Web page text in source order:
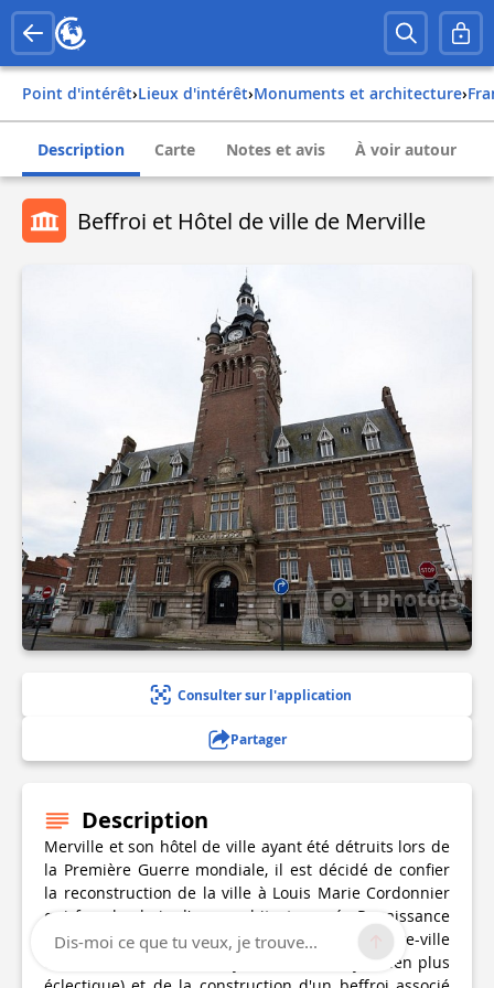
Point d'intérêt› Lieux d'intérêt› Monuments et architecture›
Description Carte Notes et avis À voir autour
Beffroi et Hôtel de ville de Merville
1 photo(s)
Consulter sur l'application
Partager
Description
Merville et son hôtel de ville ayant été détruits lors de
la Première Guerre mondiale, il est décidé de confier
la reconstruction de la ville à Louis Marie Cordonnier
qui fera le choix d'une architecture néo-Renaissance
flamande (similaire à la reconstruction du centre-ville
de Béthune, même si on y retrouve un style bien plus
Dis-moi ce que tu veux, je trouve...